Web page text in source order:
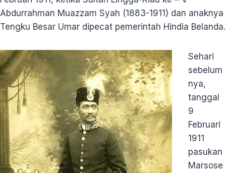
Abdurrahman Muazzam Syah (1883-1911) dan anaknya
Tengku Besar Umar dipecat pemerintah Hindia Belanda.
Sehari
sebelum
nya,
tanggal
9
Februari
1911
pasukan
Marsose